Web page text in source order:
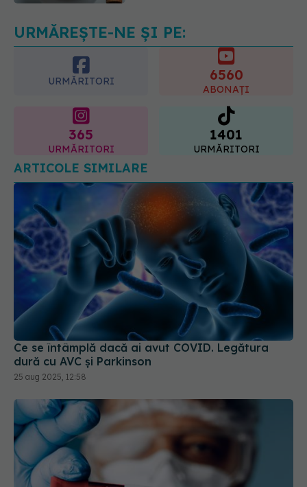
URMĂREȘTE-NE ȘI PE:
URMĂRITORI 6560
ABONAȚI
365
URMĂRITORI
1401
URMĂRITORI
ARTICOLE SIMILARE
Ce se întâmplă dacă ai avut COVID. Legătura
dură cu AVC și Parkinson
25 aug 2025, 12:58